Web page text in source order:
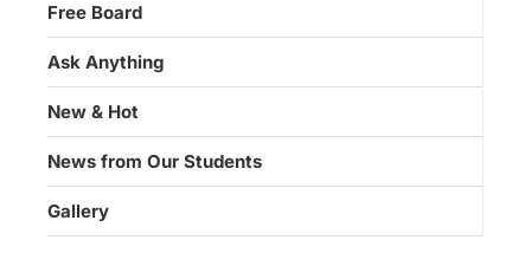
Free Board
Ask Anything
New & Hot
News from Our Students
Gallery